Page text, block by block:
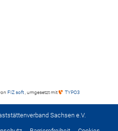
FIZ soft , umgesetzt mit TYPO3
Sachsen e.V.